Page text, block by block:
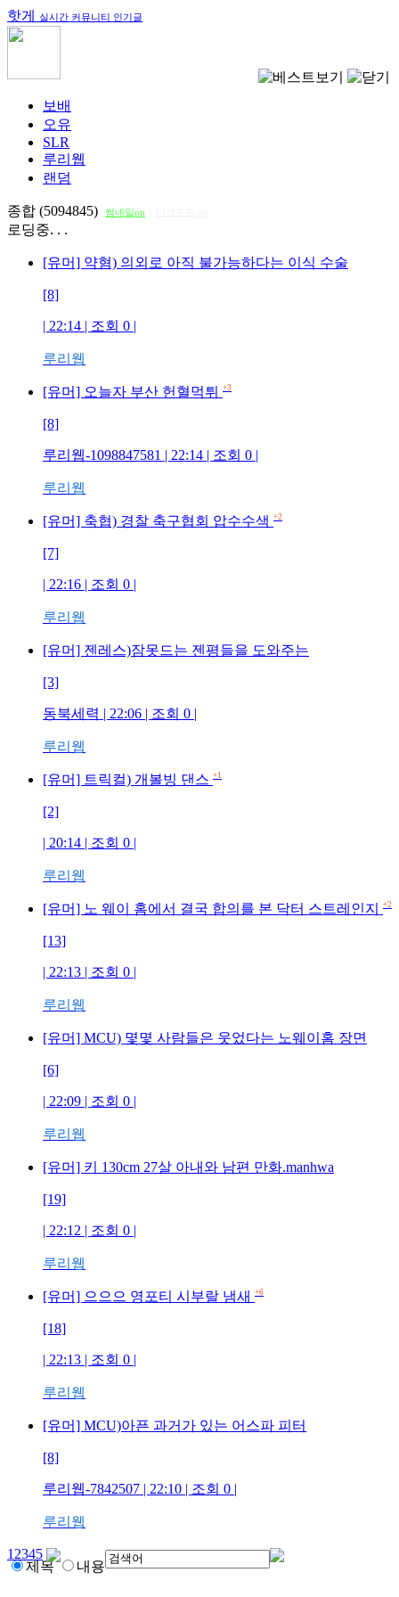
핫게 실시간 커뮤니티 인기글
보배
오유
SLR
루리웹
랜덤
종합 (5094845) 썸네일on
로딩중. . .
[유머] 약혐) 의외로 아직 불가능하다는 이식 수술
[8]
| 22:14 | 조회 0 |
루리웹
[유머] 오늘자 부산 헌혈먹튀 +3
[8]
루리웹-1098847581 | 22:14 | 조회 0 |
루리웹
[유머] 축협) 경찰 축구협회 압수수색 +2
[7]
| 22:16 | 조회 0 |
루리웹
[유머] 젠레스)잠못드는 젠평들을 도와주는
[3]
동북세력 | 22:06 | 조회 0 |
루리웹
[유머] 트릭컬) 개볼빙 댄스 +1
[2]
| 20:14 | 조회 0 |
루리웹
[유머] 노 웨이 홈에서 결국 합의를 본 닥터 스트레인지 +2
[13]
| 22:13 | 조회 0 |
루리웹
[유머] MCU) 몇몇 사람들은 웃었다는 노웨이홈 장면
[6]
| 22:09 | 조회 0 |
루리웹
[유머] 키 130cm 27살 아내와 남편 만화.manhwa
[19]
| 22:12 | 조회 0 |
루리웹
[유머] 으으으 영포티 시부랄 냄새 +6
[18]
| 22:13 | 조회 0 |
루리웹
[유머] MCU)아픈 과거가 있는 어스파 피터
[8]
루리웹-7842507 | 22:10 | 조회 0 |
루리웹
1 2345
제목
내용